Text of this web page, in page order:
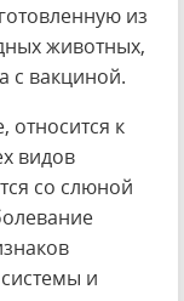
из
животных,
с вакциной.
относится к
видов
со слюной
и